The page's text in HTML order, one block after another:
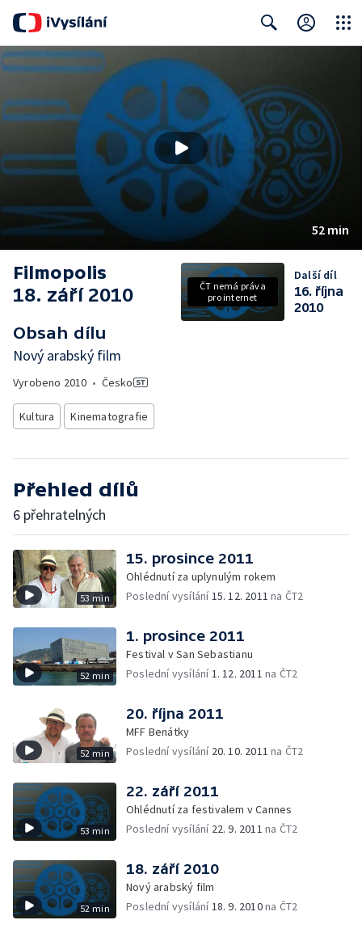
52 min
Filmopolis
18. září 2010
Obsah dílu
Nový arabský film
Vyrobeno 2010 • Česko
Kultura Kinematografie
ČT nemá práva
pro internet
Další díl
16. října
2010
Přehled dílů
6 přehratelných
53 min
15. prosince 2011
Ohlédnutí za uplynulým rokem
Poslední vysílání15. 12. 2011 na ČT2
52 min
1. prosince 2011
Festival v San Sebastianu
Poslední vysílání1. 12. 2011 na ČT2
52 min
20. října 2011
MFF Benátky
Poslední vysílání 20. 10. 2011 na ČT2
53 min
22. září 2011
Ohlédnutí za festivalem v Cannes
Poslední vysílání 22. 9. 2011 na ČT2
52 min
18. září 2010
Nový arabský film
Poslední vysílání18. 9. 2010na ČT2